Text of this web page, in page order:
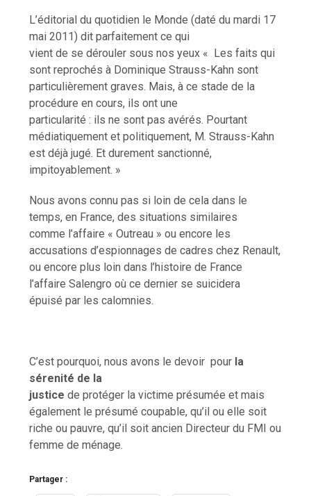
L’éditorial du quotidien le Monde (daté du mardi 17
mai 2011) dit parfaitement ce qui
vient de se dérouler sous nos yeux « Les faits qui
sont reprochés à Dominique Strauss-Kahn sont
particulièrement graves. Mais, à ce stade de la
procédure en cours, ils ont une
particularité : ils ne sont pas avérés. Pourtant
médiatiquement et politiquement, M. Strauss-Kahn
est déjà jugé. Et durement sanctionné,
impitoyablement. »
Nous avons connu pas si loin de cela dans le
temps, en France, des situations similaires
comme l’affaire « Outreau » ou encore les
accusations d’espionnages de cadres chez Renault,
ou encore plus loin dans l’histoire de France
l’affaire Salengro où ce dernier se suicidera
épuisé par les calomnies.
C’est pourquoi, nous avons le devoir pour la
sérenité de la
justice de protéger la victime présumée et mais
également le présumé coupable, qu’il ou elle soit
riche ou pauvre, qu’il soit ancien Directeur du FMI ou
femme de ménage.
Partager :